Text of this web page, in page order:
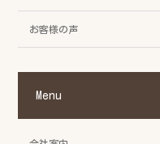
お客様の声
Menu